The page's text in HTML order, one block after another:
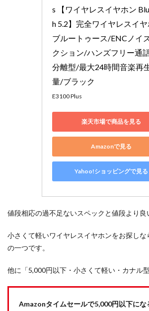
s 【ワイヤレスイヤホン
h 5.2】完全ワイヤレスイ
ブルートゥース/ENCノイ
クション/ハンズフリー通
分離型/最大24時間音楽再
量/ブラック
E3100 Plus
楽天市場で商品を見る
Amazonで見る
Yahoo!ショッピングで見る
値段相応の過不足ないスペックと値段より良
小さくて軽いワイヤレスイヤホンをお探しな
の一つです。
他に「5,000円以下・小さくて軽い・カナル
Amazonタイムセールで5,000円以下にな